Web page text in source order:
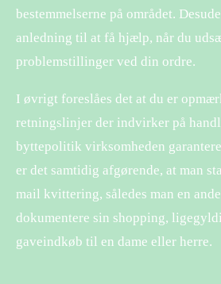
bestemmelserne på området.
anledning til at få hjælp, når du
problemstillinger ved din ordre.
I øvrigt foreslåes det at du er
retningslinjer der indvirker på
byttepolitik virksomheden
er det samtidig afgørende, at man
mail kvittering, således man en
dokumentere sin shopping,
gaveindkøb til en dame eller herre.